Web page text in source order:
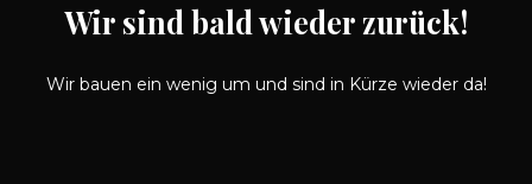
Wir sind bald wieder zurück!
Wir bauen ein wenig um und sind in Kürze wieder da!